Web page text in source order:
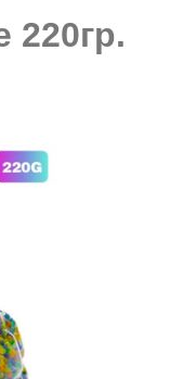
220гр.